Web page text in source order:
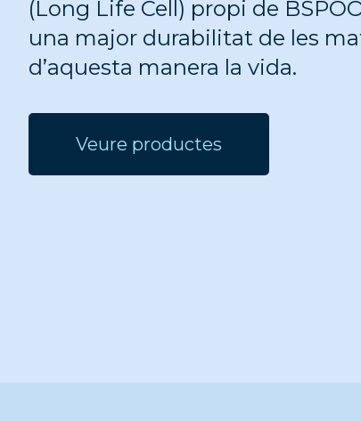
(Long Life Cell) propi de
una major durabilitat de les
d’aquesta manera la vida.
Veure productes